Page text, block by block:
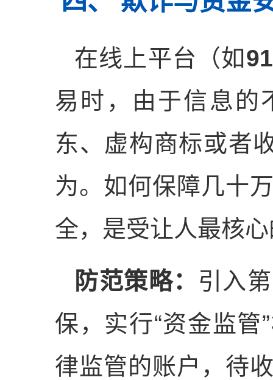
在线上平台（如
易时，由于信息的
东、虚构商标或者
为。如何保障几十
全，是受让人最核
防范策略： 引入
保，实行“资金监管
律监管的账户，待